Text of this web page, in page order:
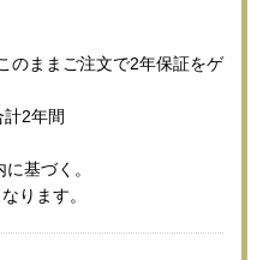
のままご注文で2年保証をゲ
2年間
基づく。
ります。